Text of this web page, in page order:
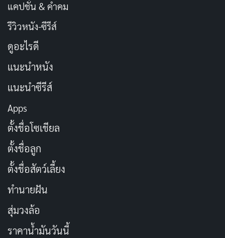
แคปชั่น & คำคม
รีวิวหนัง-ซีรีส์
ดูอะไรดี
แนะนำหนัง
แนะนำซีรีส์
Apps
ตั้งชื่อโซเชียล
ตั้งชื่อลูก
ตั้งชื่อสัตว์เลี้ยง
ทำนายฝัน
สุ่มวงล้อ
ราคาน้ำมันวันนี้